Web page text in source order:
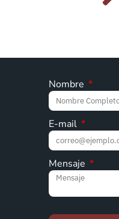
Nombre
E-mail
Mensaje